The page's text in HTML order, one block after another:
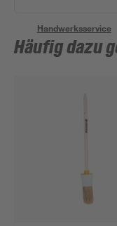
Handwerksservice
Häufig dazu